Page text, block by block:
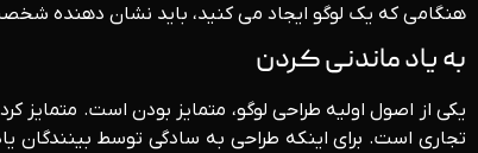
هنگامی که یک لوگو ایجاد می کنید، باید نشان دهنده شخصیت شما به عنوان یک کسب و کار باشد. در
به یاد ماندنی کردن
یکی از اصول اولیه طراحی لوگو، متمایز بودن است.
تجاری است. برای اینکه طراحی به سادگی توسط بینندگان